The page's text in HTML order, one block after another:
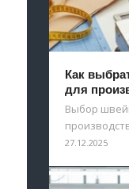
Как
для
Выбор
27.12.2025